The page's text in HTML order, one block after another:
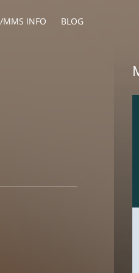
MMS INFO BLOG